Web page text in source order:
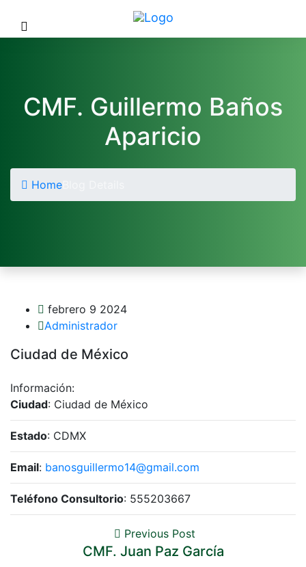
CMF. Guillermo Baños
Aparicio
Home
febrero 9 2024
Administrador
Ciudad de México
Información:
Ciudad: Ciudad de México
Estado: CDMX
Email: banosguillermo14@gmail.com
Teléfono Consultorio: 555203667
Previous Post
CMF. Juan Paz García